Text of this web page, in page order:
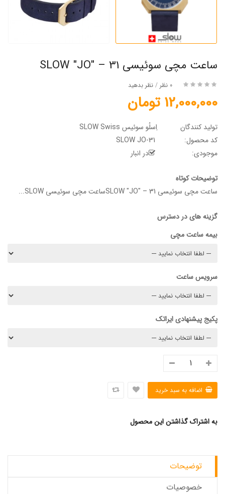
ساعت مچی سوئیسی SLOW "JO" – 31
0 نظر / نظر بدهید
12,000,000 تومان
تولید کنندگان
اِسلُو سوئیس SLOW Swiss
کد محصول:
موجودی:
در انبار
توضیحات کوتاه
ساعت مچی سوئیسی SLOW "JO" – 31ساعت مچی سوئیسی SLOW...
گزینه های در دسترس
بیمه ساعت مچی
سرویس ساعت
پکیج پیشنهادی ایراتک
به اشتراک گذاشتن این محصول
توضیحات
خصوصیات